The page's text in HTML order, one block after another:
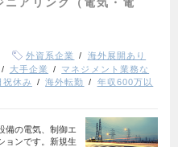
外資系企業
海外展開あり
大手企業
マネジメント業務な
祝休み 海外転勤
年収600万以
備の電気、制御エ
ョンです。新規生